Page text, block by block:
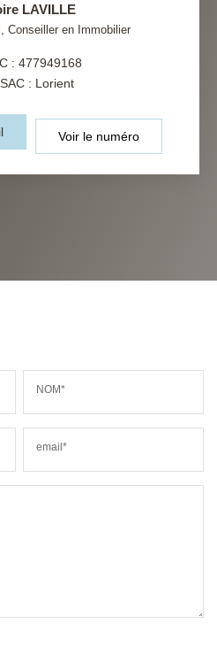
LAVILLE
Conseiller en Immobilier
: 477949168
: Lorient
Voir le numéro
NOM*
email*